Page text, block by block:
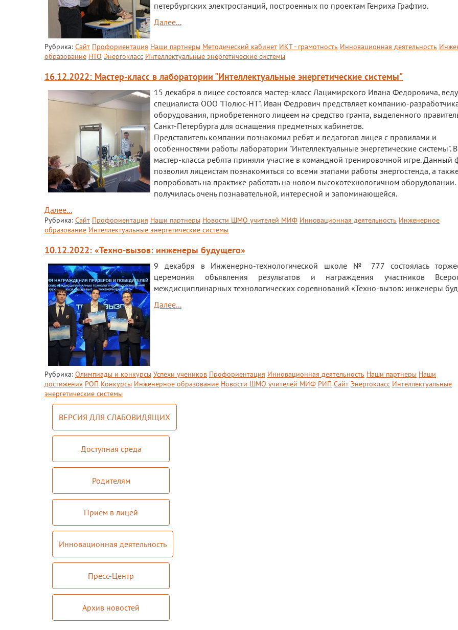
петербургских электростанций, построенных по проектам Генриха Графтио.
Далее...
Рубрика: Сайт Профориентация Наши партнеры Методический кабинет ИКТ - грамотность Инновационная деятельность
образование НТО Энергокласс Интеллектуальные энергетические системы
16.12.2022: Мастер-класс в лаборатории "Интеллектуальные энергетические системы"
15 декабря в лицее состоялся мастер-класс Лацимирского Ивана Федоровича,
специалиста ООО "Полюс-НТ". Иван Федрович предствляет компанию-
оборудования, приобретенного лицеем на средство гранта, выделенного
Санкт-Петербурга для оснащения предметных кабинетов.
Представитель компании познакомил ребят и педагогов лицея с правилами и
особенностями работы лаборатории "Интеллектуальные энергетические системы".
мастер-класса ребята приняли участие в командной тренировочной игре. Данный
позволил лицеистам познакомиться со всеми этапами работы энергостенда, а
попробовать на практике работать на новом высокотехнологичном оборудовании.
получилась очень познавательной, интересной и запоминающейся.
Далее...
Рубрика: Сайт Профориентация Наши партнеры Новости ШМО учителей МИФ Инновационная деятельность Инженерное
образование Интеллектуальные энергетические системы
10.12.2022: «Техно-вызов: инженеры будущего»
9 декабря в Инженерно-технологической школе № 777 состоялась
церемония объявления результатов и награждения участников
междисциплинарных технологических соревнований «Техно-вызов: инженеры
Далее...
Рубрика: Олимпиады и конкурсы Успехи учеников Профориентация Инновационная деятельность Наши партнеры Наши
достижения РОП Конкурсы Инженерное образование Новости ШМО учителей МИФ РИП Сайт Энергокласс Интеллектуальные
энергетические системы
ВЕРСИЯ ДЛЯ СЛАБОВИДЯЩИХ
Доступная среда
Родителям
Приём в лицей
Инновационная деятельность
Пресс-Центр
Архив новостей